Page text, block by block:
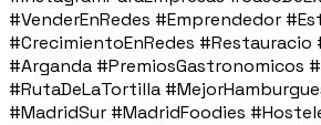
#VenderEnRedes #Emprendedor
#CrecimientoEnRedes #Restauracio
#Arganda #PremiosGastronomicos
#RutaDeLaTortilla
#MadridSur #MadridFoodies